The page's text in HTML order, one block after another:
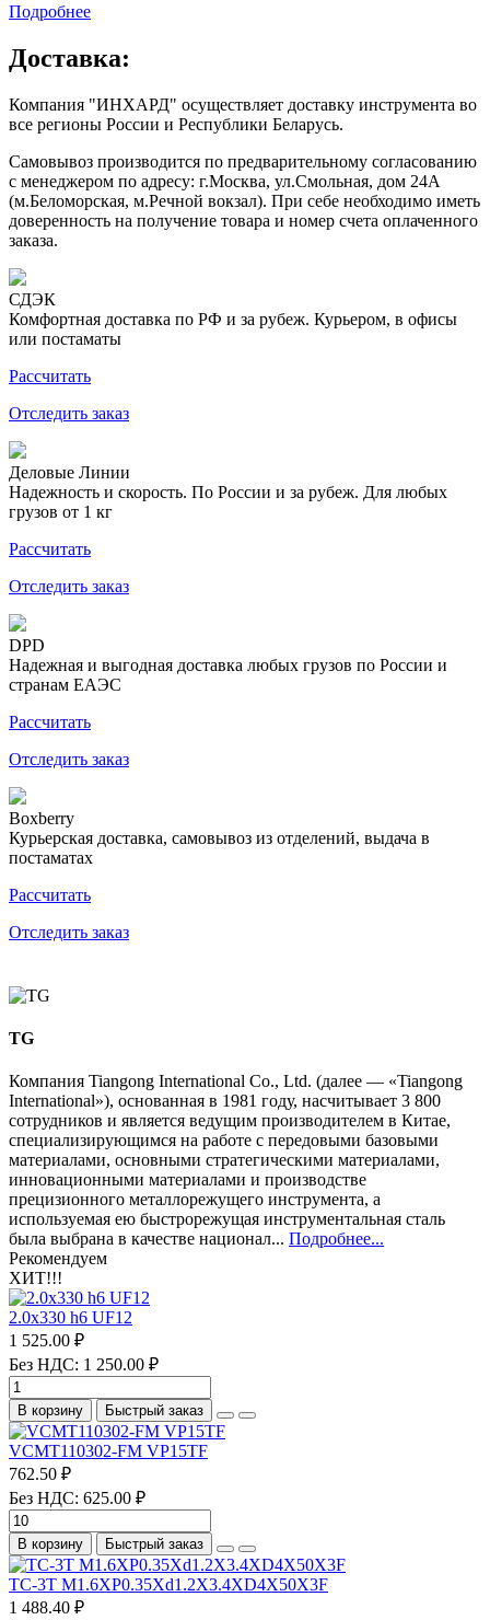
Подробнее
Доставка:
Компания "ИНХАРД" осуществляет доставку инструмента во
все регионы России и Республики Беларусь.
Самовывоз производится по предварительному согласованию
с менеджером по адресу: г.Москва, ул.Смольная, дом 24А
(м.Беломорская, м.Речной вокзал). При себе необходимо иметь
доверенность на получение товара и номер счета оплаченного
заказа.
СДЭК
Комфортная доставка по РФ и за рубеж. Курьером, в офисы
или постаматы
Рассчитать
Отследить заказ
Деловые Линии
Надежность и скорость. По России и за рубеж. Для любых
грузов от 1 кг
Рассчитать
Отследить заказ
DPD
Надежная и выгодная доставка любых грузов по России и
странам ЕАЭС
Рассчитать
Отследить заказ
Boxberry
Курьерская доставка, самовывоз из отделений, выдача в
постаматах
Рассчитать
Отследить заказ
TG
Компания Tiangong International Co., Ltd. (далее — «Tiangong
International»), основанная в 1981 году, насчитывает 3 800
сотрудников и является ведущим производителем в Китае,
специализирующимся на работе с передовыми базовыми
материалами, основными стратегическими материалами,
инновационными материалами и производстве
прецизионного металлорежущего инструмента, а
используемая ею быстрорежущая инструментальная сталь
была выбрана в качестве национал... Подробнее...
Рекомендуем
ХИТ!!!
2.0х330 h6 UF12
1 525.00 ₽
Без НДС: 1 250.00 ₽
В корзину Быстрый заказ
VCMT110302-FM VP15TF
762.50 ₽
Без НДС: 625.00 ₽
В корзину Быстрый заказ
TC-3T M1.6XP0.35Xd1.2X3.4XD4X50X3F
1 488.40 ₽